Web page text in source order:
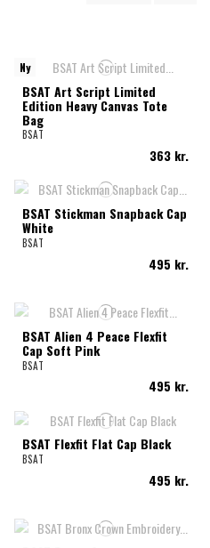
Ny
BSAT Art Script Limited
Edition Heavy Canvas Tote
Bag
BSAT
363 kr.
BSAT Stickman Snapback Cap
White
BSAT
495 kr.
BSAT Alien 4 Peace Flexfit
Cap Soft Pink
BSAT
495 kr.
BSAT Flexfit Flat Cap Black
BSAT
495 kr.